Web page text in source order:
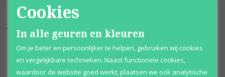
Trouble In Heaven
Cookies
In alle geuren en kleuren
Om je beter en persoonlijker te helpen, gebruiken wij cookies
en vergelijkbare technieken. Naast functionele cookies,
waardoor de website goed werkt, plaatsen we ook analytische